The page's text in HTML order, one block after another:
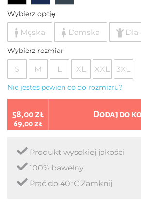
Wybierz opcję
Męska Damska Dla
Wybierz rozmiar
S M L XL XXL 3XL
Nie jesteś pewien co do rozmiaru?
58,00 zł
69,00 zł
Dodaj do
Produkt wysokiej jakości
100% bawełny
Prać do 40°C Zamknij